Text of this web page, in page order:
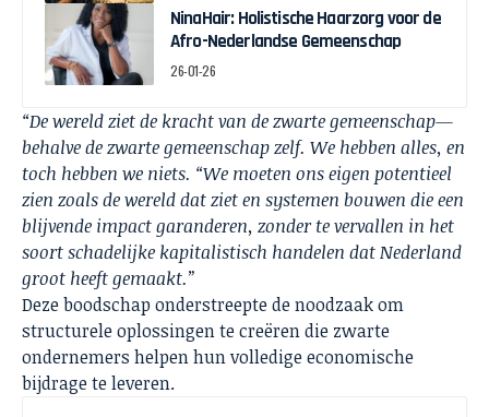
NinaHair: Holistische Haarzorg voor de
Afro-Nederlandse Gemeenschap
26-01-26
“De wereld ziet de kracht van de zwarte gemeenschap—
behalve de zwarte gemeenschap zelf. We hebben alles, en
toch hebben we niets. “We moeten ons eigen potentieel
zien zoals de wereld dat ziet en systemen bouwen die een
blijvende impact garanderen, zonder te vervallen in het
soort schadelijke kapitalistisch handelen dat Nederland
groot heeft gemaakt.”
Deze boodschap onderstreepte de noodzaak om
structurele oplossingen te creëren die zwarte
ondernemers helpen hun volledige economische
bijdrage te leveren.